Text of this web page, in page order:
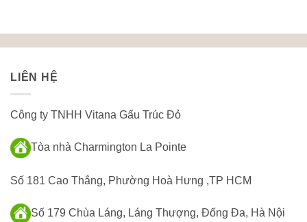
LIÊN HỆ
Công ty TNHH Vitana Gấu Trúc Đỏ
Tòa nhà Charmington La Pointe
Số 181 Cao Thắng, Phường Hoà Hưng ,TP HCM
Số 179 Chùa Láng, Láng Thượng, Đống Đa, Hà Nội